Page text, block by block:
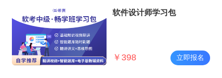
软件设计师学习包
￥ 398 立即报名